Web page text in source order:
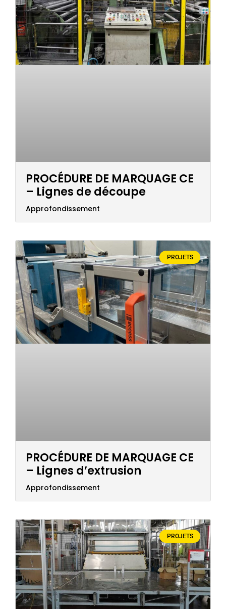
PROCÉDURE DE MARQUAGE CE
– Lignes de découpe
Approfondissement
PROJETS
PROCÉDURE DE MARQUAGE CE
– Lignes d’extrusion
Approfondissement
PROJETS